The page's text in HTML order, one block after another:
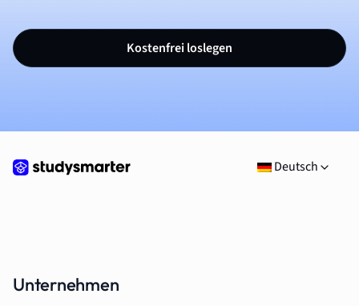
Kostenfrei loslegen
Deutsch
Unternehmen